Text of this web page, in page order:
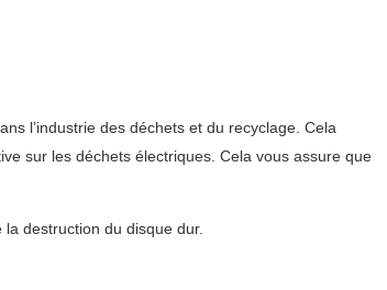
l’industrie des déchets et du recyclage. Cela
sur les déchets électriques. Cela vous assure que
la destruction du disque dur.